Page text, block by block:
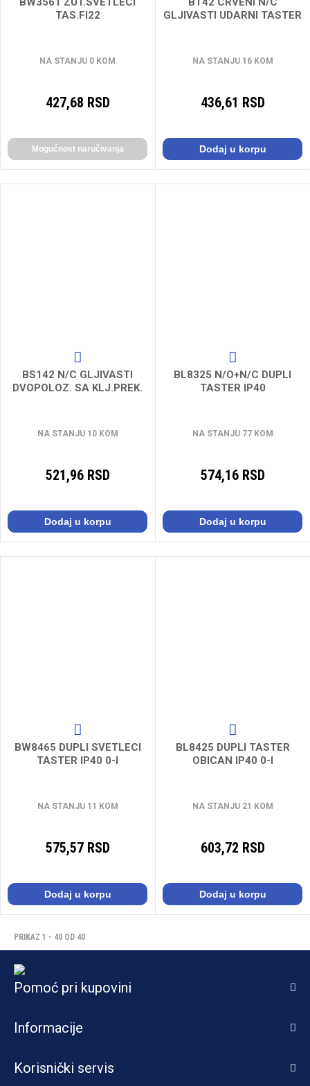
TAS.FI22
NA STANJU 0 KOM
427,68 RSD
Mogućnost naručivanja
GLJIVASTI UDARNI TASTER
NA STANJU 16 KOM
436,61 RSD
Dodaj u korpu
BS142 N/C GLJIVASTI
DVOPOLOZ. SA KLJ.PREK.
NA STANJU 10 KOM
521,96 RSD
Dodaj u korpu
BL8325 N/O+N/C DUPLI
TASTER IP40
NA STANJU 77 KOM
574,16 RSD
Dodaj u korpu
BW8465 DUPLI SVETLECI
TASTER IP40 0-I
NA STANJU 11 KOM
575,57 RSD
Dodaj u korpu
BL8425 DUPLI TASTER
OBICAN IP40 0-I
NA STANJU 21 KOM
603,72 RSD
Dodaj u korpu
PRIKAZ 1 - 40 OD 40
Pomoć pri kupovini
Informacije
Korisnički servis